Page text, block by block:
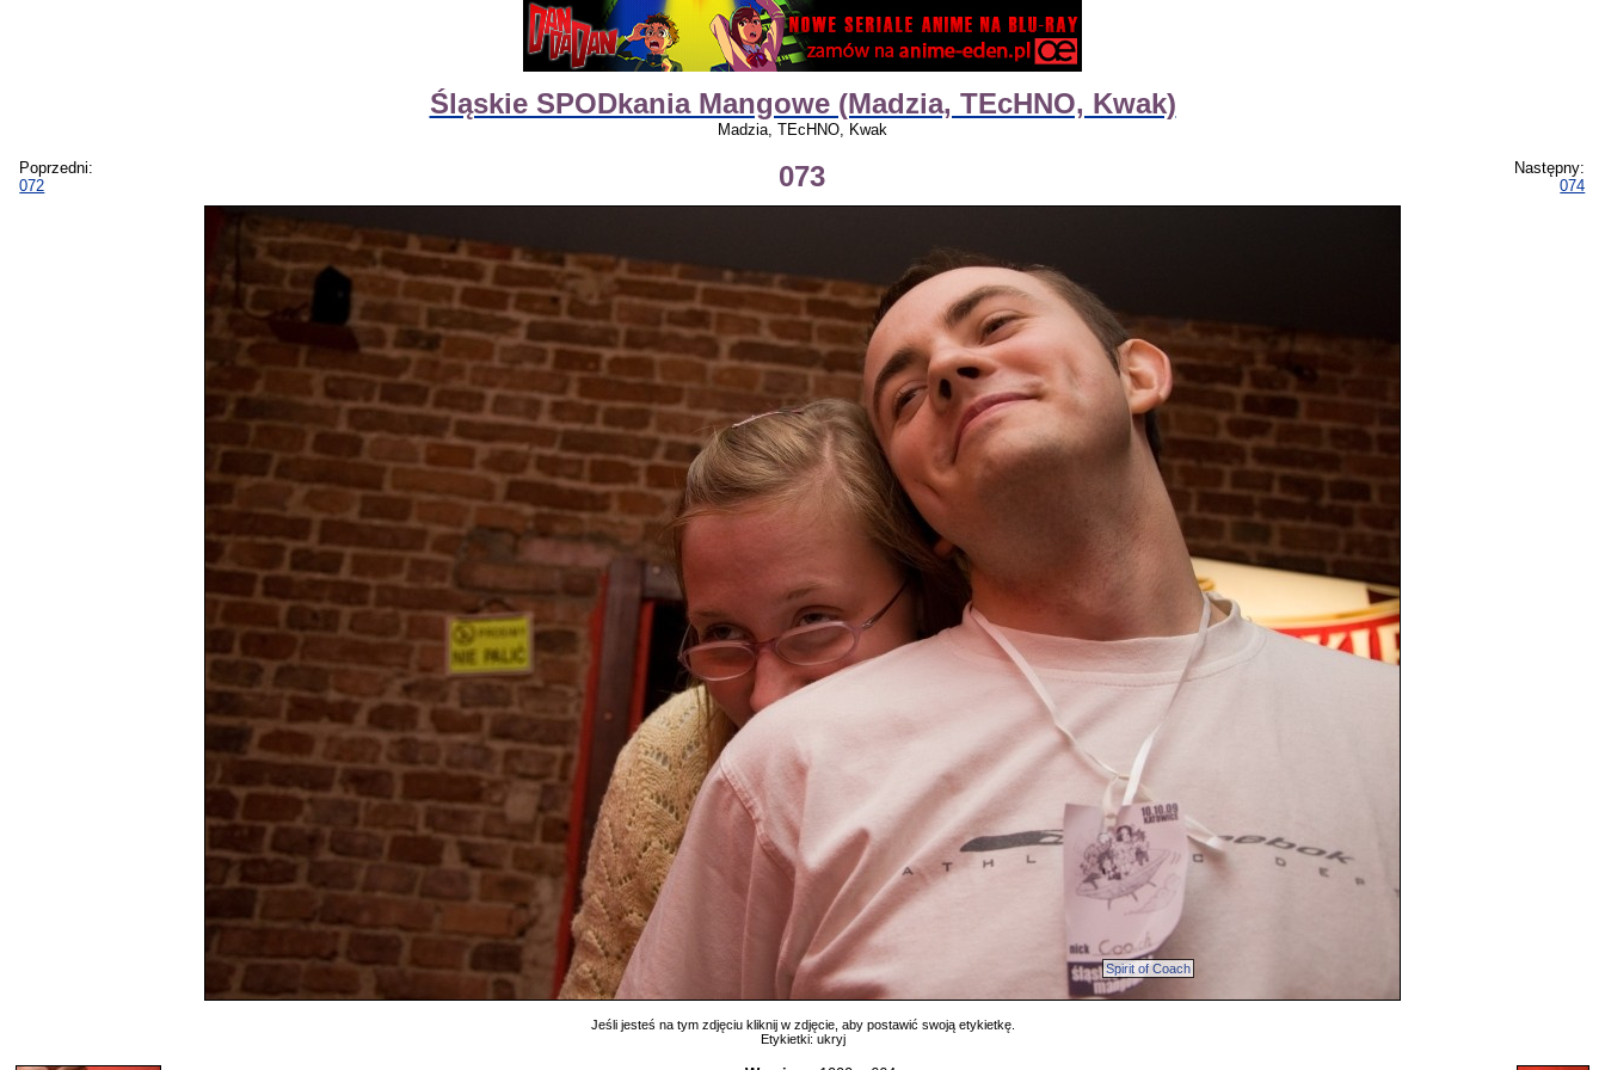
Śląskie SPODkania Mangowe (Madzia, TEcHNO, Kwak)
Madzia, TEcHNO, Kwak
Poprzedni:
072
073
Następny:
074
Spirit of Coach
Jeśli jesteś na tym zdjęciu kliknij w zdjęcie, aby postawić swoją etykietkę.
Etykietki: ukryj